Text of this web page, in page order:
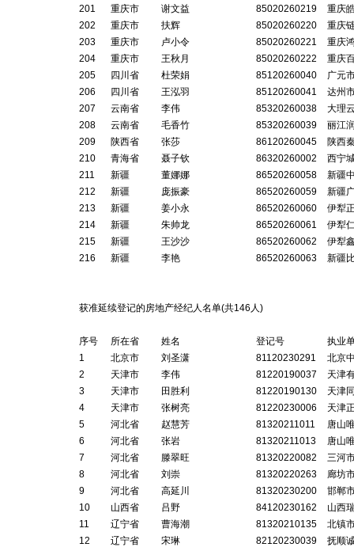
201
重庆市 谢文益 85020260219
重庆
202
重庆市 扶辉 85020260220
重庆
203
重庆市 卢小令 85020260221
重庆
204
重庆市 王秋月 85020260222
重庆
205
四川省 杜荣娟 85120260040
广元
206
四川省 王泓羽 85120260041
达州
207
云南省 李伟 85320260038
大理
208
云南省 毛香竹 85320260039
丽江
209
陕西省 张莎 86120260045
陕西
210
青海省 聂子钦 86320260002
西宁
211
新疆 董娜娜 86520260058
新疆
212
新疆 庞振豪 86520260059
新疆
213
新疆 姜小永 86520260060
伊犁
214
新疆 朱帅龙 86520260061
伊犁
215
新疆 王沙沙 86520260062
伊犁
216
新疆 李艳 86520260063 新疆
获准延续登记的房地产经纪人名单(共146 人)
序号 所在省 姓名 登记号
执业
1
北京市 刘圣潇 81120230291
北京
2
天津市 李伟 81220190037
天津
3
天津市 田胜利 81220190130
天津
4
天津市 张树亮 81220230006
天津
5
河北省 赵慧芳 81320211011
唐山
6
河北省 张岩 81320211013
唐山
7
河北省 滕翠旺 81320220082
三河
8
河北省 刘崇 81320220263
廊坊
9
河北省 高延川 81320230200
邯郸
10
山西省 吕野 84120230162
山西
11
辽宁省 曹海潮 81320210135
北镇
12
辽宁省 宋琳 82120230039
抚顺